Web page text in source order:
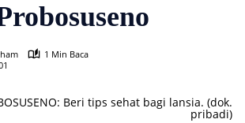
1 Min Baca
Beri tips sehat bagi lansia. (dok.
pribadi)